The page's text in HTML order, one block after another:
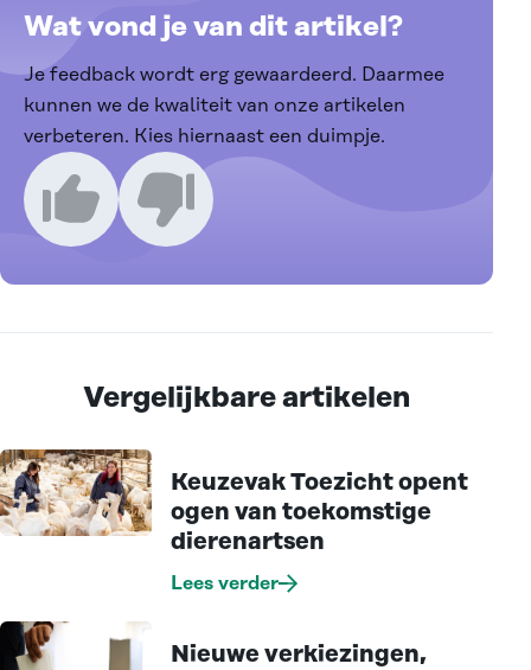
Wat vond je van dit artikel?
Je feedback wordt erg gewaardeerd. Daarmee
kunnen we de kwaliteit van onze artikelen
verbeteren. Kies hiernaast een duimpje.
Ik vind dit een goed artikel
Ik vind dit een slecht artikel
Vergelijkbare artikelen
Keuzevak Toezicht opent
ogen van toekomstige
dierenartsen
Lees verder
Nieuwe verkiezingen,